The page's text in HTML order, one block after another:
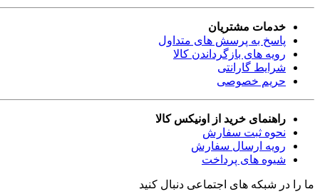
خدمات مشتریان
پاسخ به پرسش های متداول
رویه های بازگرداندن کالا
شرایط گارانتی
حریم خصوصی
راهنمای خرید از اونیکس کالا
نحوه ثبت سفارش
رویه ارسال سفارش
شیوه های پرداخت
ما را در شبکه های اجتماعی دنبال کنید